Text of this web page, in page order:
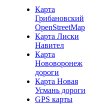
Карта
Грибановский
OpenStreetMap
Карта Лиски
Навител
Карта
Нововоронеж
дороги
Карта Новая
Усмань дороги
GPS карты